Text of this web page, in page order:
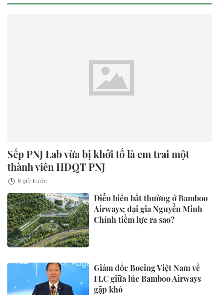
Sếp PNJ Lab vừa bị khởi tố là em trai một
thành viên HĐQT PNJ
6 giờ trước
Diễn biến bất thường ở Bamboo
Airways; đại gia Nguyễn Minh
Chính tiềm lực ra sao?
Giám đốc Boeing Việt Nam về
FLC giữa lúc Bamboo Airways
gặp khó